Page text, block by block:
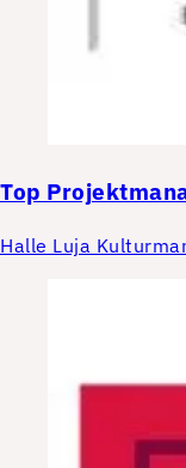
Top
Halle Luja